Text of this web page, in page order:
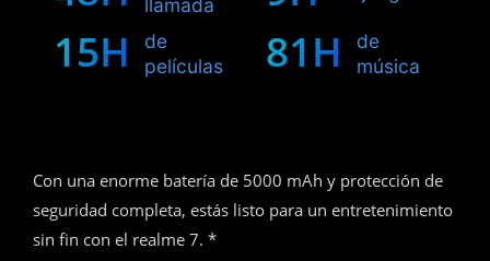
Con una enorme batería de 5000 mAh y protección de
seguridad completa, estás listo para un entretenimiento
sin fin con el realme 7. *
15H
de
películas
81H
de
música